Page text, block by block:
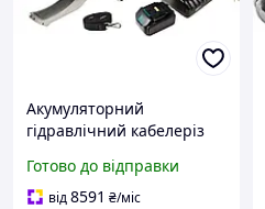
Акумуляторний
гідравлічний кабелеріз
електрогідравлічний
інструмент для різання
Готово до відправки
від8591 ₴/міс